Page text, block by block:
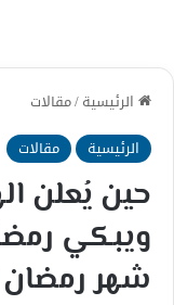
الرئيسية/مقالات
الرئيسية
مقالات
حين يُعلن
ويبكي
شهر رمضان